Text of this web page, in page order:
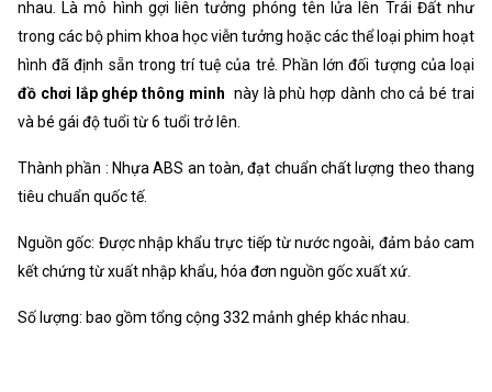
nhau. Là mô hình gợi liên tưởng phóng tên lửa lên Trái Đất như
trong các bộ phim khoa học viễn tưởng hoặc các thể loại phim hoạt
hình đã định sẵn trong trí tuệ của trẻ. Phần lớn đối tượng của loại
đồ chơi lắp ghép thông minh này là phù hợp dành cho cả bé trai
và bé gái độ tuổi từ 6 tuổi trở lên.
Thành phần : Nhựa ABS an toàn, đạt chuẩn chất lượng theo thang
tiêu chuẩn quốc tế.
Nguồn gốc: Được nhập khẩu trực tiếp từ nước ngoài, đảm bảo cam
kết chứng từ xuất nhập khẩu, hóa đơn nguồn gốc xuất xứ.
Số lượng: bao gồm tổng cộng 332 mảnh ghép khác nhau.